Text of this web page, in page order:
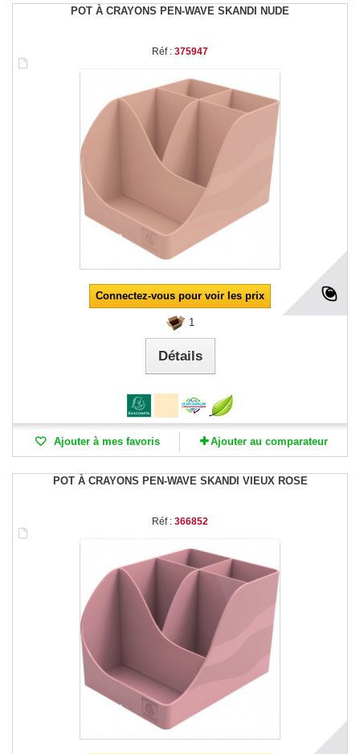
POT À CRAYONS PEN-WAVE SKANDI NUDE
Réf : 375947
Connectez-vous pour voir les prix
1
Détails
Ajouter à mes favoris Ajouter au comparateur
POT À CRAYONS PEN-WAVE SKANDI VIEUX ROSE
Réf : 366852